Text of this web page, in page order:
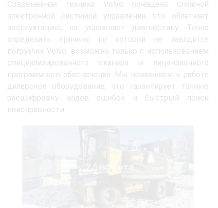
Современная техника Volvo оснащена сложной
электронной системой управления, что облегчает
эксплуатацию, но усложняет диагностику. Точно
определить причину, по которой не заводится
погрузчик Volvo, возможно только с использованием
специализированного сканера и лицензионного
программного обеспечения. Мы применяем в работе
дилерское оборудование, что гарантирует точную
расшифровку кодов ошибок и быстрый поиск
неисправности.